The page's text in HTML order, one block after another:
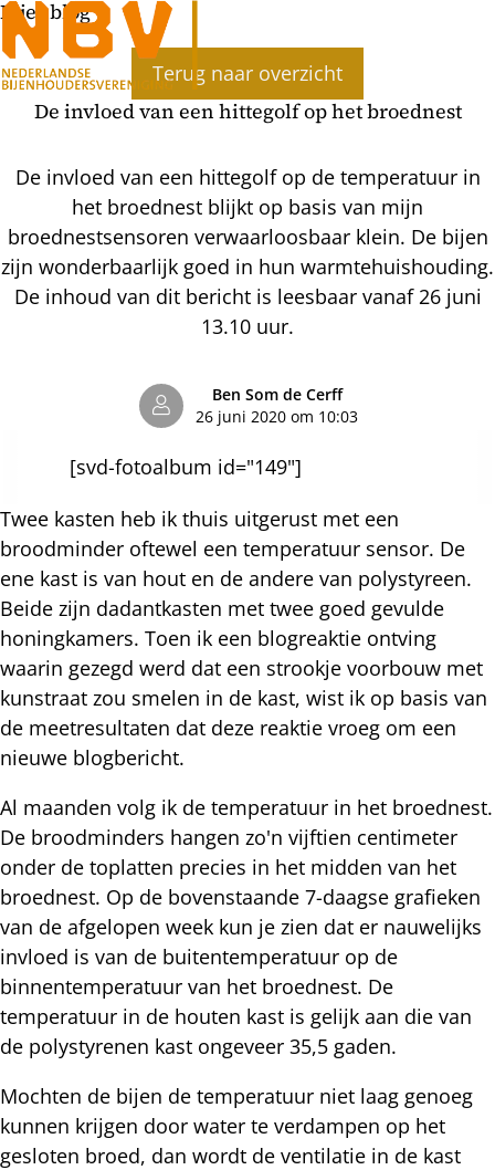
Bijenblog
Terug naar overzicht
De invloed van een hittegolf op het broednest
De invloed van een hittegolf op de temperatuur in
het broednest blijkt op basis van mijn
broednestsensoren verwaarloosbaar klein. De bijen
zijn wonderbaarlijk goed in hun warmtehuishouding.
De inhoud van dit bericht is leesbaar vanaf 26 juni
13.10 uur.
Ben Som de Cerff
26 juni 2020 om 10:03
[svd-fotoalbum id="149"]
Twee kasten heb ik thuis uitgerust met een
broodminder oftewel een temperatuur sensor. De
ene kast is van hout en de andere van polystyreen.
Beide zijn dadantkasten met twee goed gevulde
honingkamers. Toen ik een blogreaktie ontving
waarin gezegd werd dat een strookje voorbouw met
kunstraat zou smelen in de kast, wist ik op basis van
de meetresultaten dat deze reaktie vroeg om een
nieuwe blogbericht.
Al maanden volg ik de temperatuur in het broednest.
De broodminders hangen zo'n vijftien centimeter
onder de toplatten precies in het midden van het
broednest. Op de bovenstaande 7-daagse grafieken
van de afgelopen week kun je zien dat er nauwelijks
invloed is van de buitentemperatuur op de
binnentemperatuur van het broednest. De
temperatuur in de houten kast is gelijk aan die van
de polystyrenen kast ongeveer 35,5 gaden.
Mochten de bijen de temperatuur niet laag genoeg
kunnen krijgen door water te verdampen op het
gesloten broed, dan wordt de ventilatie in de kast